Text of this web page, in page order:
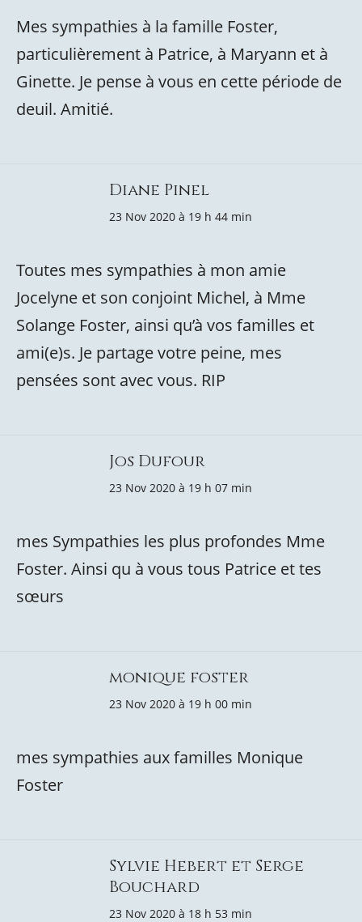
Mes sympathies à la famille Foster,
particulièrement à Patrice, à Maryann et à
Ginette. Je pense à vous en cette période de
deuil. Amitié.
Diane Pinel
23 Nov 2020 à 19 h 44 min
Toutes mes sympathies à mon amie
Jocelyne et son conjoint Michel, à Mme
Solange Foster, ainsi qu’à vos familles et
ami(e)s. Je partage votre peine, mes
pensées sont avec vous. RIP
Jos Dufour
23 Nov 2020 à 19 h 07 min
mes Sympathies les plus profondes Mme
Foster. Ainsi qu à vous tous Patrice et tes
sœurs
monique foster
23 Nov 2020 à 19 h 00 min
mes sympathies aux familles Monique
Foster
Sylvie Hebert et Serge
Bouchard
23 Nov 2020 à 18 h 53 min